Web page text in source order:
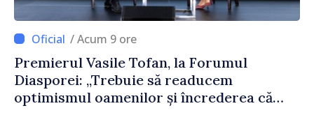
/ Acum 9 ore
Premierul Vasile Tofan, la Forumul
Diasporei: „Trebuie să readucem
optimismul oamenilor și încrederea că